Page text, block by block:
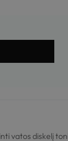
vatos diskelį